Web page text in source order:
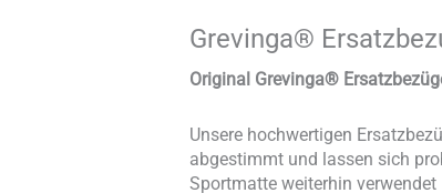
Grevinga®
Original Grevinga®
Unsere hochwertigen
abgestimmt und lassen sich
Sportmatte weiterhin
Grevinga®
Ersatzbezug
für
120
/
80